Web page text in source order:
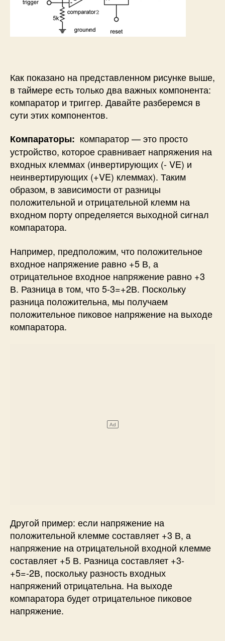
Как показано на представленном рисунке выше,
в таймере есть только два важных компонента:
компаратор и триггер. Давайте разберемся в
сути этих компонентов.
Компараторы: компаратор — это просто
устройство, которое сравнивает напряжения на
входных клеммах (инвертирующих (- VE) и
неинвертирующих (+VE) клеммах). Таким
образом, в зависимости от разницы
положительной и отрицательной клемм на
входном порту определяется выходной сигнал
компаратора.
Например, предположим, что положительное
входное напряжение равно +5 В, а
отрицательное входное напряжение равно +3
В. Разница в том, что 5-3=+2В. Поскольку
разница положительна, мы получаем
положительное пиковое напряжение на выходе
компаратора.
Другой пример: если напряжение на
положительной клемме составляет +3 В, а
напряжение на отрицательной входной клемме
составляет +5 В. Разница составляет +3-
+5=-2В, поскольку разность входных
напряжений отрицательна. На выходе
компаратора будет отрицательное пиковое
напряжение.